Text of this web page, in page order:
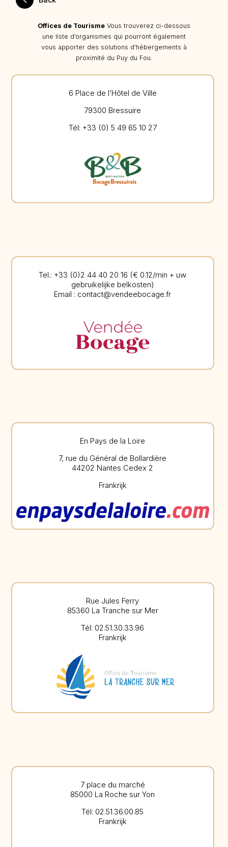
Offices de Tourisme Vous trouverez ci-dessous
une liste d’organismes qui pourront également
vous apporter des solutions d’hébergements à
proximité du Puy du Fou.
6 Place de l’Hôtel de Ville
79300 Bressuire
Tél: +33 (0) 5 49 65 10 27
Tel.: +33 (0)2 44 40 20 16 (€ 0.12/min + uw
gebruikelijke belkosten)
Email : contact@vendeebocage.fr
En Pays de la Loire
7, rue du Général de Bollardière
44202 Nantes Cedex 2
Frankrijk
Rue Jules Ferry
85360 La Tranche sur Mer
Tél: 02.51.30.33.96
Frankrijk
7 place du marché
85000 La Roche sur Yon
Tél: 02.51.36.00.85
Frankrijk